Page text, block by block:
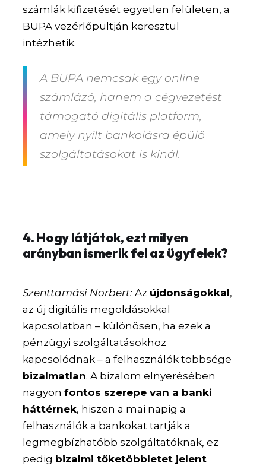
számlák kifizetését egyetlen felületen, a
BUPA vezérlőpultján keresztül
intézhetik.
A BUPA nemcsak egy online
számlázó, hanem a cégvezetést
támogató digitális platform,
amely nyílt bankolásra épülő
szolgáltatásokat is kínál.
4. Hogy látjátok, ezt milyen
arányban ismerik fel az ügyfelek?
Szenttamási Norbert: Az újdonságokkal,
az új digitális megoldásokkal
kapcsolatban – különösen, ha ezek a
pénzügyi szolgáltatásokhoz
kapcsolódnak – a felhasználók többsége
bizalmatlan. A bizalom elnyerésében
nagyonfontos szerepe van a banki
háttérnek, hiszen a mai napig a
felhasználók a bankokat tartják a
legmegbízhatóbb szolgáltatóknak, ez
pedig bizalmi tőketöbbletet jelent